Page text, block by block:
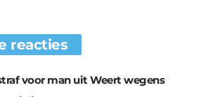
reacties
voor man uit Weert wegens